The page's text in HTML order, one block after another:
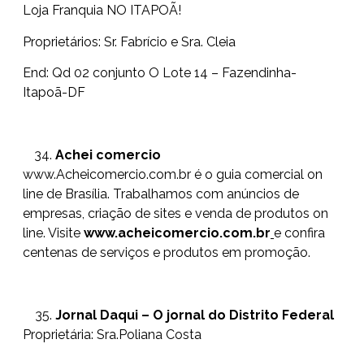
Loja Franquia NO ITAPOÃ!
Proprietários: Sr. Fabrício e Sra. Cleia
End: Qd 02 conjunto O Lote 14 – Fazendinha-
Itapoã-DF
Achei comercio
www.Acheicomercio.com.br é o guia comercial on
line de Brasília. Trabalhamos com anúncios de
empresas, criação de sites e venda de produtos on
line. Visite www.acheicomercio.com.br e confira
centenas de serviços e produtos em promoção.
Jornal Daqui – O jornal do Distrito Federal
Proprietária: Sra.Poliana Costa